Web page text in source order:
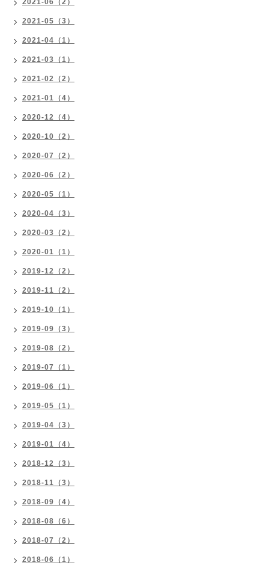
2021-06（2）
2021-05（3）
2021-04（1）
2021-03（1）
2021-02（2）
2021-01（4）
2020-12（4）
2020-10（2）
2020-07（2）
2020-06（2）
2020-05（1）
2020-04（3）
2020-03（2）
2020-01（1）
2019-12（2）
2019-11（2）
2019-10（1）
2019-09（3）
2019-08（2）
2019-07（1）
2019-06（1）
2019-05（1）
2019-04（3）
2019-01（4）
2018-12（3）
2018-11（3）
2018-09（4）
2018-08（6）
2018-07（2）
2018-06（1）